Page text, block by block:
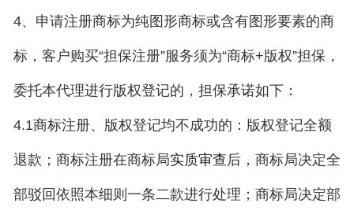
4、申请注册商标为纯图形商标或含有图形要素的商
标，客户购买“担保注册”服务须为“商标+版权”担保，
委托本代理进行版权登记的，担保承诺如下：
4.1商标注册、版权登记均不成功的：版权登记全额
退款；商标注册在商标局实质审查后，商标局决定全
部驳回依照本细则一条二款进行处理；商标局决定部